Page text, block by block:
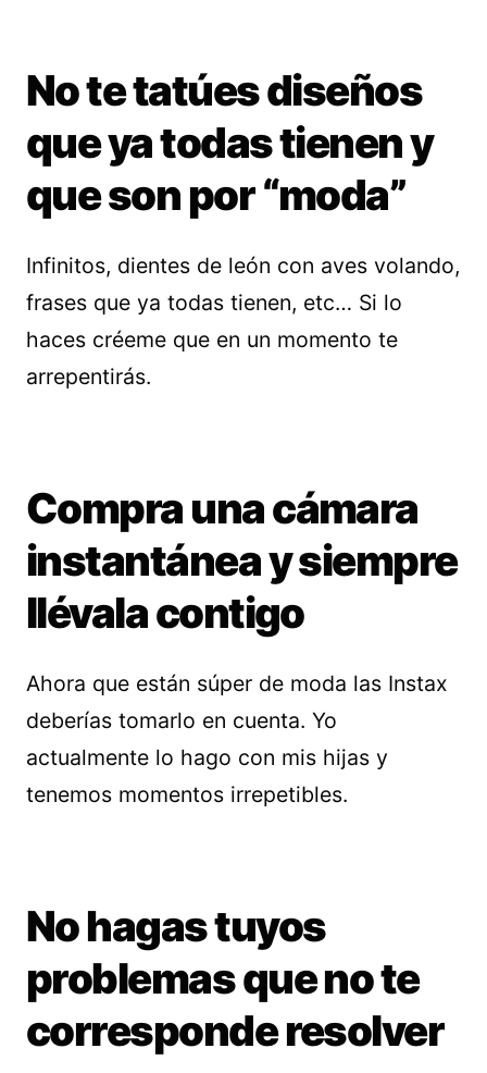
No te tatúes diseños
que ya todas tienen y
que son por “moda”
Infinitos, dientes de león con aves volando,
frases que ya todas tienen, etc… Si lo
haces créeme que en un momento te
arrepentirás.
Compra una cámara
instantánea y siempre
llévala contigo
Ahora que están súper de moda las Instax
deberías tomarlo en cuenta. Yo
actualmente lo hago con mis hijas y
tenemos momentos irrepetibles.
No hagas tuyos
problemas que no te
corresponde resolver